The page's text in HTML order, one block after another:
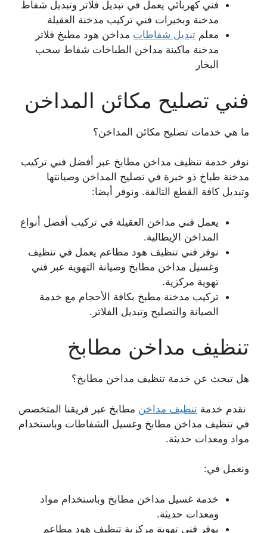
فني كهربائي يعمل في تبديل فلاتر وتبديل شفاط
مدخنة وبخبرات فني تركيب مدخنة العقيلة
معلم تبديل شفاطات مداخن هود مطبخ فلاتر
مدخنة ماكينة مداخن الطباخات شفاط سحب
البخار
فني تصليح مكائن المداخن
ما هي خدمات تصليح مكائن المداخن؟
نوفر خدمة تنظيف مداخن مطابخ عبر أفضل فني تركيب
مدخنة طباخ ذو خبرة في تصليح المداخن وصيانتها
وتبديل كافة القطع التالفة. ونوفر أيضا:
يعمل فني مداخن العقيلة في تركيب أفضل أنواع
المداخن الإيطالية.
نوفر فني تنظيف هود مطاعم يعمل في تنظيف
وغسيل مداخن مطابخ وصيانة التهوية عبر فني
تهوية مركزية.
تركيب مدخنة مطبخ بكافة الأحجام مع خدمة
الصيانة والتصليح وتبديل الفلاتر.
تنظيف مداخن مطابخ
هل تبحث عن خدمة تنظيف مداخن مطابخ؟
نقدم خدمة تنظيف مداخن مطابخ عبر فريقنا المتخصص
في تنظيف مداخن مطابخ وغسيل الشفاطات وباستخدام
مواد ومعدات حديثة.
ونعمل في:
خدمة غسيل مداخن مطابخ وباستخدام مواد
ومعدات حديثة.
يوفر فني تهوية مركزية تنظيف هود مطاعم